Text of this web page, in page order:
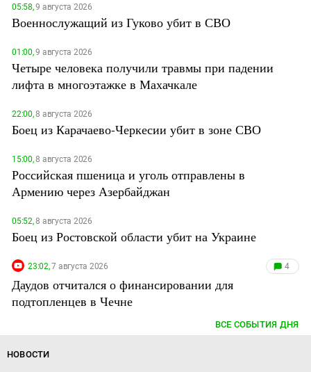
05:58,9 августа 2026
Военнослужащий из Гуково убит в СВО
01:00,9 августа 2026
Четыре человека получили травмы при падении
лифта в многоэтажке в Махачкале
22:00,8 августа 2026
Боец из Карачаево-Черкесии убит в зоне СВО
15:00,8 августа 2026
Российская пшеница и уголь отправлены в
Армению через Азербайджан
05:52,8 августа 2026
Боец из Ростовской области убит на Украине
23:02,7 августа 2026 4
Даудов отчитался о финансировании для
подтопленцев в Чечне
ВСЕ СОБЫТИЯ ДНЯ
НОВОСТИ